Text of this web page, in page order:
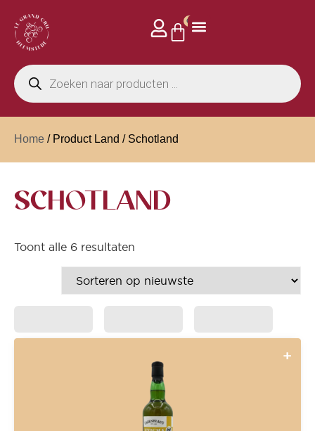
0
Home / Product Land / Schotland
SCHOTLAND
Toont alle 6 resultaten